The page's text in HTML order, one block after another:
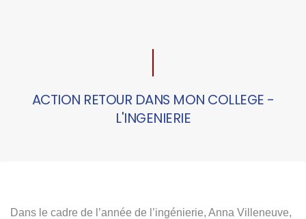
ACTION RETOUR DANS MON COLLEGE -
L'INGENIERIE
Dans le cadre de l’année de l’ingénierie, Anna Villeneuve,